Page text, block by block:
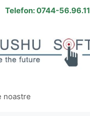
Telefon: 0744-56.96.11
noastre